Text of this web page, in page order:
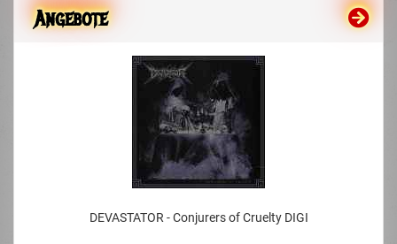
Angebote
DEVASTATOR - Conjurers of Cruelty DIGI